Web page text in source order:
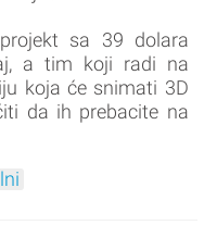
sa 39 dolara
a tim koji radi na
koja će snimati 3D
da ih prebacite na